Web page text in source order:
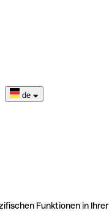
de
Funktionen in Ihrer